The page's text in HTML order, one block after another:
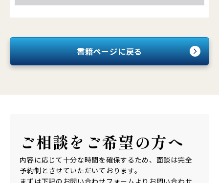
書籍ページに戻る
ご相談を ご希望の方へ
内容に応じて十分な時間を確保するため、面談は完全
予約制とさせていただいております。